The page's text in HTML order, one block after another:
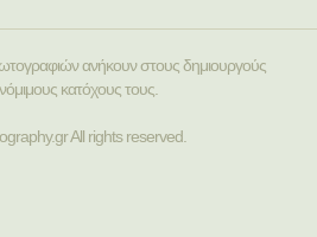
ανήκουν στους δημιουργούς
κατόχους τους.
All rights reserved.